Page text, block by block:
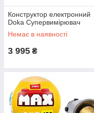
Конструктор електронний
Doka Супервимірювач
Немає в наявності
3 995 ₴